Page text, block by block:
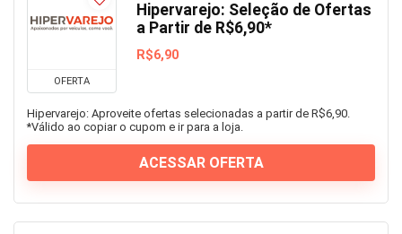
OFERTA
Hipervarejo: Seleção de Ofertas
a Partir de R$6,90*
R$6,90
Hipervarejo: Aproveite ofertas selecionadas a partir de R$6,90.
*Válido ao copiar o cupom e ir para a loja.
ACESSAR OFERTA